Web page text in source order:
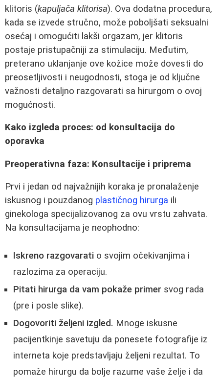
klitoris (kapuljača klitorisa). Ova dodatna procedura,
kada se izvede stručno, može poboljšati seksualni
osećaj i omogućiti lakši orgazam, jer klitoris
postaje pristupačniji za stimulaciju. Međutim,
preterano uklanjanje ove kožice može dovesti do
preosetljivosti i neugodnosti, stoga je od ključne
važnosti detaljno razgovarati sa hirurgom o ovoj
mogućnosti.
Kako izgleda proces: od konsultacija do
oporavka
Preoperativna faza: Konsultacije i priprema
Prvi i jedan od najvažnijih koraka je pronalaženje
iskusnog i pouzdanog plastičnog hirurga ili
ginekologa specijalizovanog za ovu vrstu zahvata.
Na konsultacijama je neophodno:
Iskreno razgovarati o svojim očekivanjima i
razlozima za operaciju.
Pitati hirurga da vam pokaže primer svog rada
(pre i posle slike).
Dogovoriti željeni izgled. Mnoge iskusne
pacijentkinje savetuju da ponesete fotografije iz
interneta koje predstavljaju željeni rezultat. To
pomaže hirurgu da bolje razume vaše želje i da